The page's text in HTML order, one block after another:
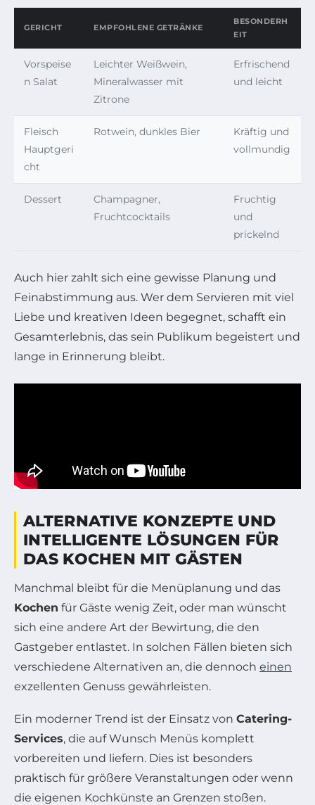
GERICHT EMPFOHLENE GETRÄNKE
BESONDERH
EIT
Vorspeise
n Salat
Leichter Weißwein,
Mineralwasser mit
Zitrone
Erfrischend
und leicht
Fleisch
Hauptgeri
cht
Rotwein, dunkles Bier
Kräftig und
vollmundig
Dessert
Champagner,
Fruchtcocktails
Fruchtig
und
prickelnd
Auch hier zahlt sich eine gewisse Planung und
Feinabstimmung aus. Wer dem Servieren mit viel
Liebe und kreativen Ideen begegnet, schafft ein
Gesamterlebnis, das sein Publikum begeistert und
lange in Erinnerung bleibt.
ALTERNATIVE KONZEPTE UND
INTELLIGENTE LÖSUNGEN FÜR
DAS KOCHEN MIT GÄSTEN
Manchmal bleibt für die Menüplanung und das
Kochen für Gäste wenig Zeit, oder man wünscht
sich eine andere Art der Bewirtung, die den
Gastgeber entlastet. In solchen Fällen bieten sich
verschiedene Alternativen an, die dennoch einen
exzellenten Genuss gewährleisten.
Ein moderner Trend ist der Einsatz von Catering-
Services, die auf Wunsch Menüs komplett
vorbereiten und liefern. Dies ist besonders
praktisch für größere Veranstaltungen oder wenn
die eigenen Kochkünste an Grenzen stoßen.